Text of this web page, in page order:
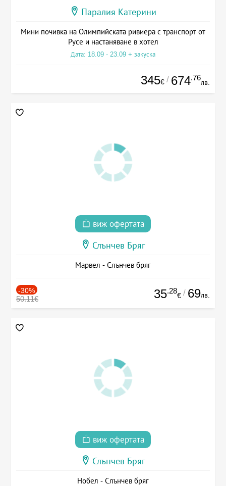
Паралия Катерини
Мини почивка на Олимпийската ривиера с транспорт от
Русе и настаняване в хотел
Дата: 18.09 - 23.09 + закуска
345€ / 674.76
лв.
виж офертата
Слънчев Бряг
Марвел - Слънчев бряг
-30%
50.11€ 35.28
€ / 69лв.
виж офертата
Слънчев Бряг
Нобел - Слънчев бряг